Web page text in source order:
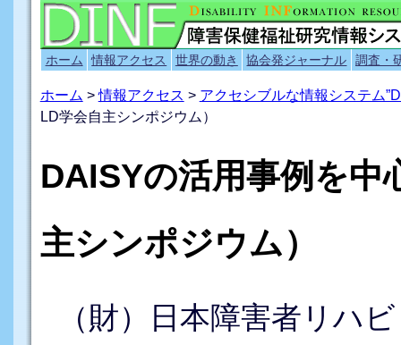
ホーム 情報アクセス 世界の動き 協会発ジャーナル 調査・
ホーム >情報アクセス > アクセシブルな情報システム
LD学会自主シンポジウム）
DAISYの活用事例を中
主シンポジウム）
（財）日本障害者リハ